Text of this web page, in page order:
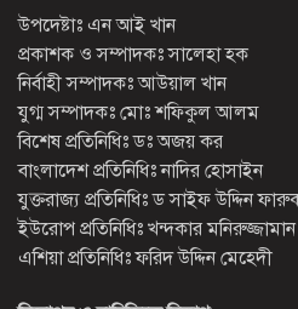
উপদেষ্টাঃ এন আই খান
প্রকাশক ও সম্পাদকঃ সালেহা হক
নির্বাহী সম্পাদকঃ আউয়াল খান
যুগ্ম সম্পাদকঃ মোঃ শফিকুল আলম
বিশেষ প্রতিনিধিঃ ডঃ অজয় কর
বাংলাদেশ প্রতিনিধিঃ নাদির হোসাইন
যুক্তরাজ্য প্রতিনিধিঃ ড সাইফ উদ্দিন
ইউরোপ প্রতিনিধিঃ খন্দকার মনিরুজ্জামান
এশিয়া প্রতিনিধিঃ ফরিদ উদ্দিন মেহেদী